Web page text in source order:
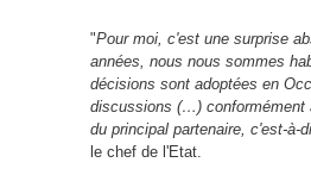
"Pour moi, c'est une surprise
années, nous nous sommes
décisions sont adoptées en
discussions (…) conformément
du principal partenaire, c'est-à-
le chef de l'Etat.